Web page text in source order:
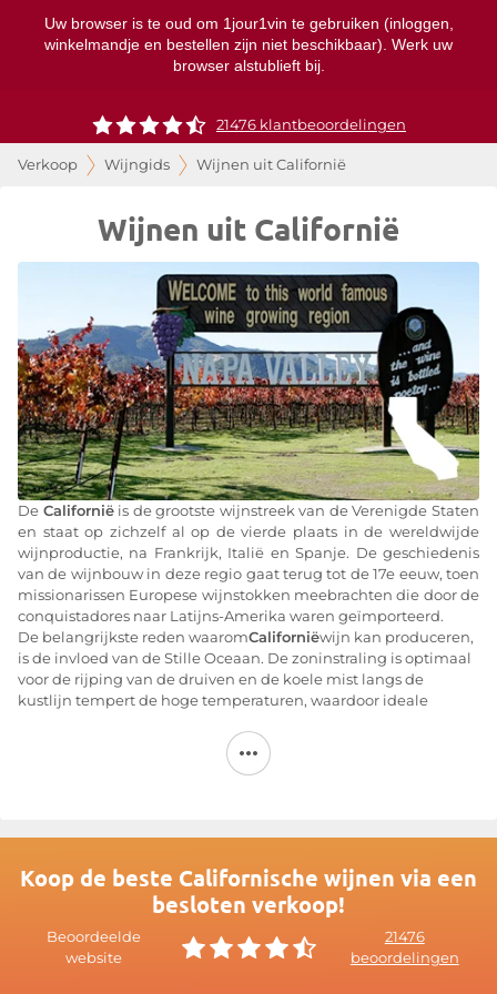
Uw browser is te oud om 1jour1vin te gebruiken (inloggen,
winkelmandje en bestellen zijn niet beschikbaar). Werk uw
browser alstublieft bij.
21476 klantbeoordelingen
Verkoop Wijngids Wijnen uit Californië
Wijnen uit Californië
De Californiëis de grootste wijnstreek van de Verenigde Staten
en staat op zichzelf al op de vierde plaats in de wereldwijde
wijnproductie, na Frankrijk, Italië en Spanje. De geschiedenis
van de wijnbouw in deze regio gaat terug tot de 17e eeuw, toen
missionarissen Europese wijnstokken meebrachten die door de
conquistadores naar Latijns-Amerika waren geïmporteerd.
De belangrijkste reden waaromCaliforniëwijn kan produceren,
is de invloed van de Stille Oceaan. De zoninstraling is optimaal
voor de rijping van de druiven en de koele mist langs de
kustlijn tempert de hoge temperaturen, waardoor ideale
de bakermat van meer dan de helft van de wijnhuizen in
Californië, waaronder de meest prestigieuze, zoals Napa en
- Central Coast: ten zuiden van San Francisco is het klimaat vrij
mild. Hier staan enkele van de oudste wijngaarden van
Koop de beste Californische wijnen via een
besloten verkoop!
Beoordeelde
website
21476
beoordelingen